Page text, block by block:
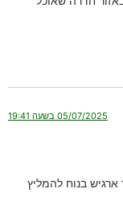
05/07/2025 בשעה 19:41
בנוח להמליץ